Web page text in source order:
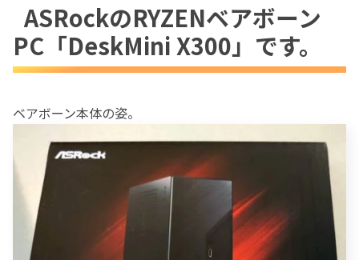
X300」です。
後日、USB2.0ポートを追加
ASRockのRYZENベアボーン
PC「DeskMini X300」です。
ベアボーン本体の姿。